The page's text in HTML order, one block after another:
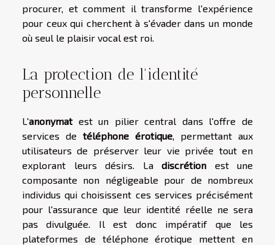
procurer, et comment il transforme l'expérience
pour ceux qui cherchent à s'évader dans un monde
où seul le plaisir vocal est roi.
La protection de l'identité
personnelle
L'anonymatest un pilier central dans l'offre de
services de téléphone érotique , permettant aux
utilisateurs de préserver leur vie privée tout en
explorant leurs désirs. La discrétion est une
composante non négligeable pour de nombreux
individus qui choisissent ces services précisément
pour l'assurance que leur identité réelle ne sera
pas divulguée. Il est donc impératif que les
plateformes de téléphone érotique mettent en